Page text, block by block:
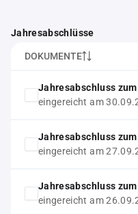
Jahresabschlüsse
DOKUMENTE
Jahresabschluss
eingereicht am
Jahresabschluss
eingereicht am
Jahresabschluss
eingereicht am